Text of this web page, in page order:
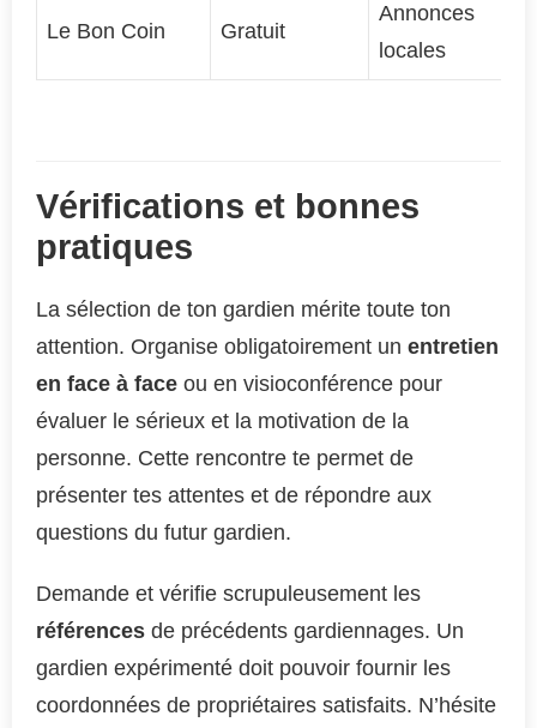
Le Bon Coin Gratuit
Annonces
locales
Vérifications et bonnes
pratiques
La sélection de ton gardien mérite toute ton
attention. Organise obligatoirement un entretien
en face à face ou en visioconférence pour
évaluer le sérieux et la motivation de la
personne. Cette rencontre te permet de
présenter tes attentes et de répondre aux
questions du futur gardien.
Demande et vérifie scrupuleusement les
références de précédents gardiennages. Un
gardien expérimenté doit pouvoir fournir les
coordonnées de propriétaires satisfaits. N’hésite